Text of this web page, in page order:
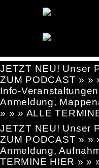
JETZT NEU! Unser
ZUM PODCAST » »
Info-
Anmeldung,
» » » ALLE
JETZT NEU! Unser
ZUM PODCAST » »
Anmeldung,
TERMINE HIER » »